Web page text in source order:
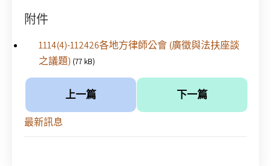
附件
1114(4)-112426各地方律師公會 (廣徵與法扶座談
之議題) (77 kB)
上一篇 下一篇
最新訊息